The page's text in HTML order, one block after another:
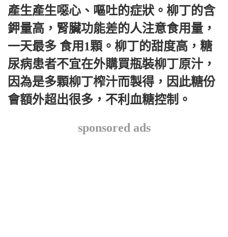
產生產生噁心、嘔吐的症狀。柳丁的含
鉀量高，腎臟功能差的人注意食用量，
一天最多 食用1顆。柳丁的甜度高，糖
尿病患者不宜在外購買瓶裝柳丁原汁，
因為是多顆柳丁榨汁而製得，因此糖份
會額外超出很多，不利血糖控制。
sponsored ads